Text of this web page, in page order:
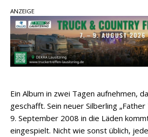
Sommernächte
Randy Travis
einen weiteren Schatz
Ben Gallaher kehrt zu
ANZEIGE
Ein Album in zwei Tagen aufnehmen,
geschafft. Sein neuer Silberling
9. September 2008 in die Läden
eingespielt. Nicht wie sonst üblich,